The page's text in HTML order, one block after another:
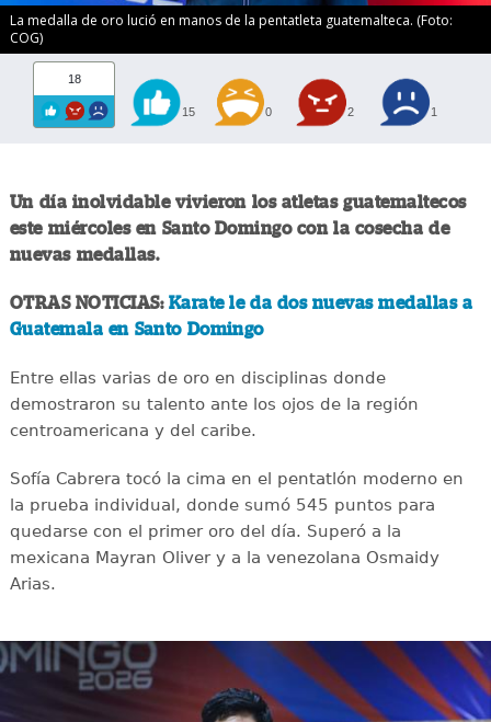
La medalla de oro lució en manos de la pentatleta guatemalteca. (Foto:
COG)
18
15 0 2 1
Un día inolvidable vivieron los atletas guatemaltecos
este miércoles en Santo Domingo con la cosecha de
nuevas medallas.
OTRAS NOTICIAS: Karate le da dos nuevas medallas a
Guatemala en Santo Domingo
Entre ellas varias de oro en disciplinas donde
demostraron su talento ante los ojos de la región
centroamericana y del caribe.
Sofía Cabrera tocó la cima en el pentatlón moderno en
la prueba individual, donde sumó 545 puntos para
quedarse con el primer oro del día. Superó a la
mexicana Mayran Oliver y a la venezolana Osmaidy
Arias.